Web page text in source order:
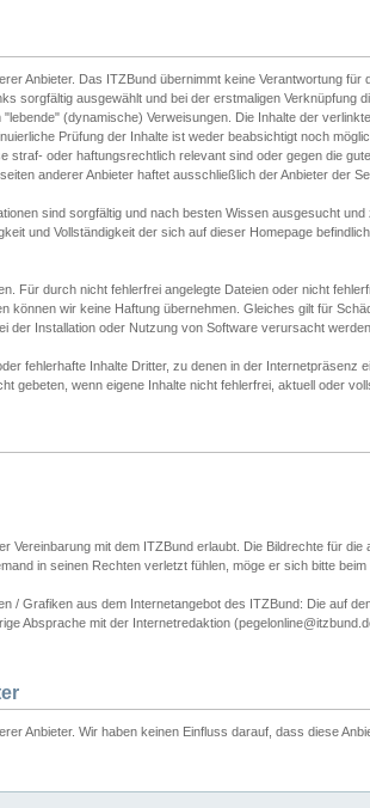
Anbieter. Das ITZBund übernimmt keine Verantwortung für
sorgfältig ausgewählt und bei der erstmaligen Verknüpfung
(dynamische) Verweisungen. Die Inhalte der
Prüfung der Inhalte ist weder beabsichtigt noch
straf- oder haftungsrechtlich relevant sind oder gegen die
anderer Anbieter haftet ausschließlich der Anbieter der
sind sorgfältig und nach besten Wissen ausgesucht
und Vollständigkeit der sich auf dieser Homepage
Für durch nicht fehlerfrei angelegte Dateien oder nicht
können wir keine Haftung übernehmen. Gleiches gilt für
der Installation oder Nutzung von Software verursacht
fehlerhafte Inhalte Dritter, zu denen in der Internetpräsenz
gebeten, wenn eigene Inhalte nicht fehlerfrei, aktuell oder
Vereinbarung mit dem ITZBund erlaubt. Die Bildrechte für die
in seinen Rechten verletzt fühlen, möge er sich bitte beim
/ Grafiken aus dem Internetangebot des ITZBund: Die auf
Absprache mit der Internetredaktion
Anbieter. Wir haben keinen Einfluss darauf, dass diese